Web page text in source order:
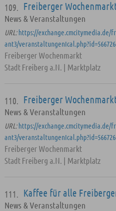
109. Freiberger
News & Veranstaltungen
URL: https://exchange.cmcitymedia.de/
ant3/
Freiberger Wochenmarkt
Stadt Freiberg a.N. | Marktplatz
110. Freiberger
News & Veranstaltungen
URL: https://exchange.cmcitymedia.de/
ant3/
Freiberger Wochenmarkt
Stadt Freiberg a.N. | Marktplatz
111. Kaffee für alle
News & Veranstaltungen